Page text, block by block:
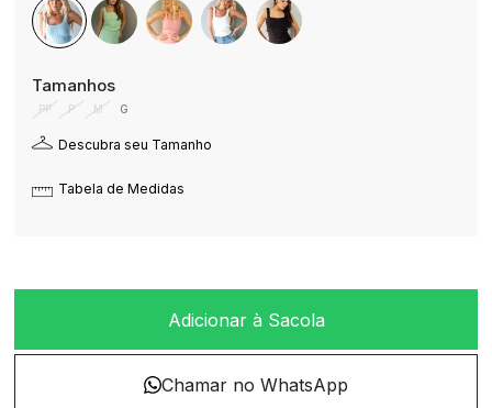
PP P M G
Descubra seu Tamanho
Tabela de Medidas
Adicionar à Sacola